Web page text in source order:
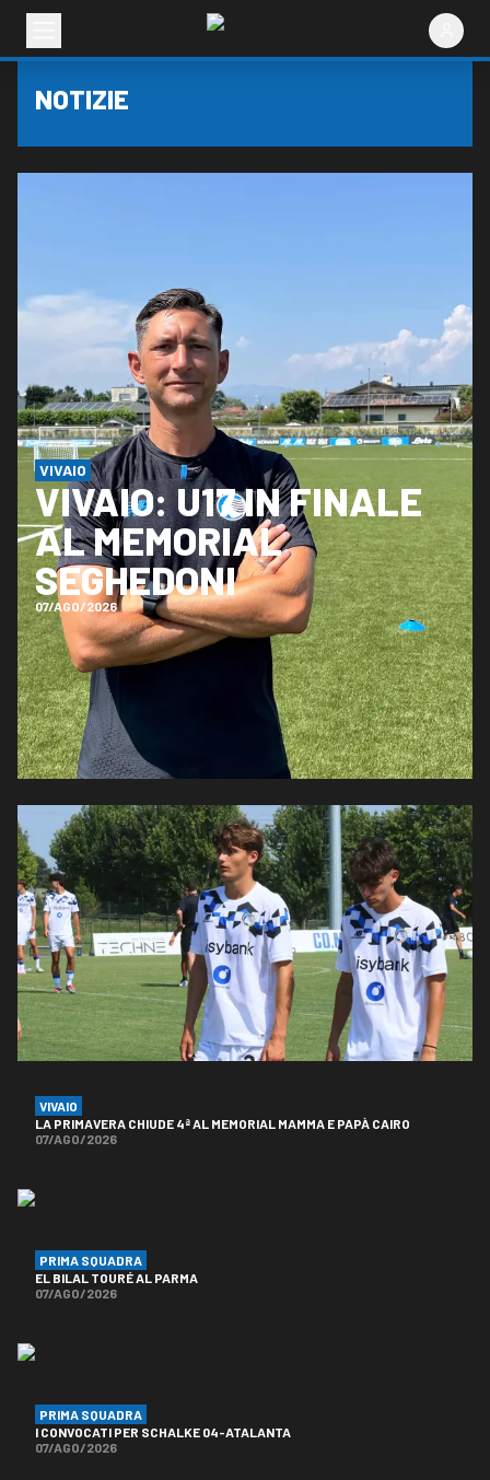
NOTIZIE
VIVAIO
VIVAIO: U17 IN FINALE
AL MEMORIAL
SEGHEDONI
07/AGO/2026
VIVAIO
LA PRIMAVERA CHIUDE 4ª AL MEMORIAL MAMMA E PAPÀ CAIRO
07/AGO/2026
PRIMA SQUADRA
EL BILAL TOURÉ AL PARMA
07/AGO/2026
PRIMA SQUADRA
I CONVOCATI PER SCHALKE 04-ATALANTA
07/AGO/2026